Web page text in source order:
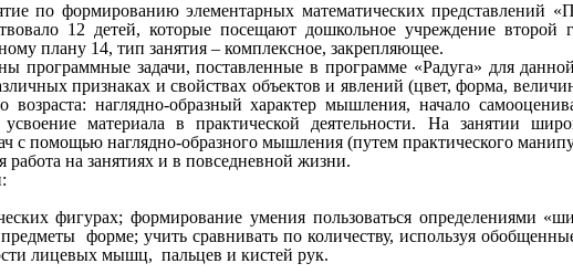
по формированию элементарных математических представлений
12 детей, которые посещают дошкольное учреждение второй
плану 14, тип занятия – комплексное, закрепляющее.
программные задачи, поставленные в программе «Радуга» для
признаках и свойствах объектов и явлений (цвет, форма,
наглядно-образный характер мышления, начало
материала в практической деятельности. На занятии
с помощью наглядно-образного мышления (путем практического
на занятиях и в повседневной жизни.
фигурах; формирование умения пользоваться определениями
форме; учить сравнивать по количеству, используя
лицевых мышц, пальцев и кистей рук.